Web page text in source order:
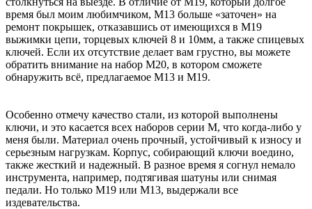
время был моим любимчиком, M13 больше «заточен» на
ремонт покрышек, отказавшись от имеющихся в M19
выжимки цепи, торцевых ключей 8 и 10мм, а также спицевых
ключей. Если их отсутствие делает вам грустно, вы можете
обратить внимание на набор M20, в котором сможете
обнаружить всё, предлагаемое M13 и M19.
Особенно отмечу качество стали, из которой выполнены
ключи, и это касается всех наборов серии M, что когда-либо у
меня были. Материал очень прочный, устойчивый к износу и
серьезным нагрузкам. Корпус, собирающий ключи воедино,
также жесткий и надежный. В разное время я согнул немало
инструмента, например, подтягивая шатуны или снимая
педали. Но только M19 или M13, выдержали все
издевательства.